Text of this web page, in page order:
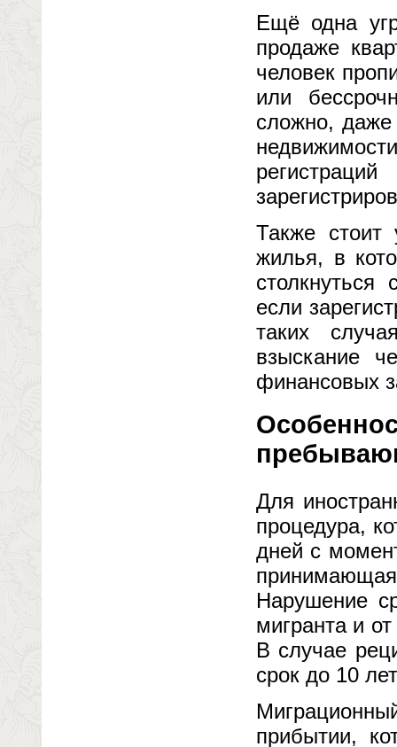
Ещё одна
продаже
человек
или
сложно, даже
Также стоит
жилья, в
если
таких
взыскание
финансовых
Для
процедура,
дней с
Нарушение
мигранта и
В случае
срок до 10
прибытии,